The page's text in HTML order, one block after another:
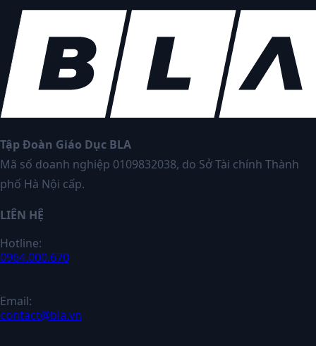
Tập Đoàn Giáo Dục BLA
Mã số doanh nghiệp 0109832038, do Sở Tài chính Thành
phố Hà Nội cấp.
LIÊN HỆ
Hotline:
0964.000.670
Email:
contact@bla.vn